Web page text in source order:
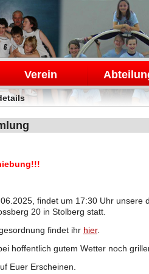
Verein
findet um 17:30 Uhr unsere
20 in Stolberg statt.
findet ihr hier.
hoffentlich gutem Wetter noch
Euer Erscheinen.